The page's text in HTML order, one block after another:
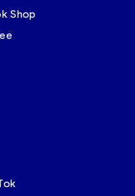
Shop